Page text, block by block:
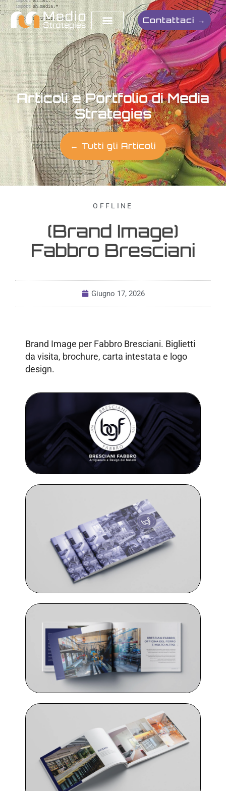
Contattaci →
Articoli e Portfolio di Media
Strategies
← Tutti gli Articoli
OFFLINE
(Brand Image)
Fabbro Bresciani
Giugno 17, 2026
Brand Image per Fabbro Bresciani. Biglietti
da visita, brochure, carta intestata e logo
design.